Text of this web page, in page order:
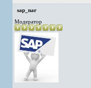
sap_nar
Модератор